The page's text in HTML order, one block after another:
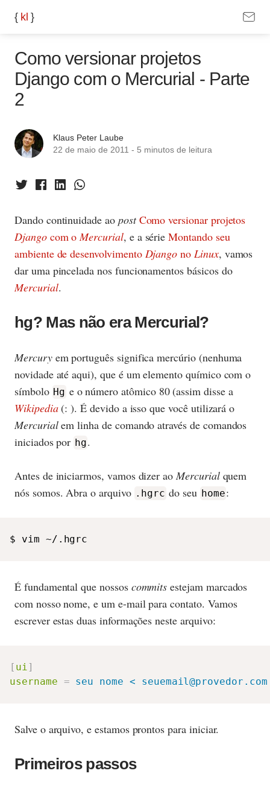
{ kl }
Como versionar projetos
Django com o Mercurial - Parte
2
Klaus Peter Laube
22 de maio de 2011 - 5 minutos de leitura
Dando continuidade ao post Como versionar projetos
Djangocom oMercurial, e a sérieMontando seu
ambiente de desenvolvimento Django no Linux, vamos
dar uma pincelada nos funcionamentos básicos do
Mercurial.
hg? Mas não era Mercurial?
Mercuryem português significa mercúrio (nenhuma
novidade até aqui), que é um elemento químico com o
símbolo Hg e o número atômico 80 (assim disse a
Wikipedia(: ). É devido a isso que você utilizará o
Mercurialem linha de comando através de comandos
iniciados por hg.
Antes de iniciarmos, vamos dizer aoMercurialquem
nós somos. Abra o arquivo .hgrc do seu home:
$ vim ~/.hgrc
É fundamental que nossos commits estejam marcados
com nosso nome, e um e-mail para contato. Vamos
escrever estas duas informações neste arquivo:
[ ui]
username = seu nome <
Salve o arquivo, e estamos prontos para iniciar.
Primeiros passos